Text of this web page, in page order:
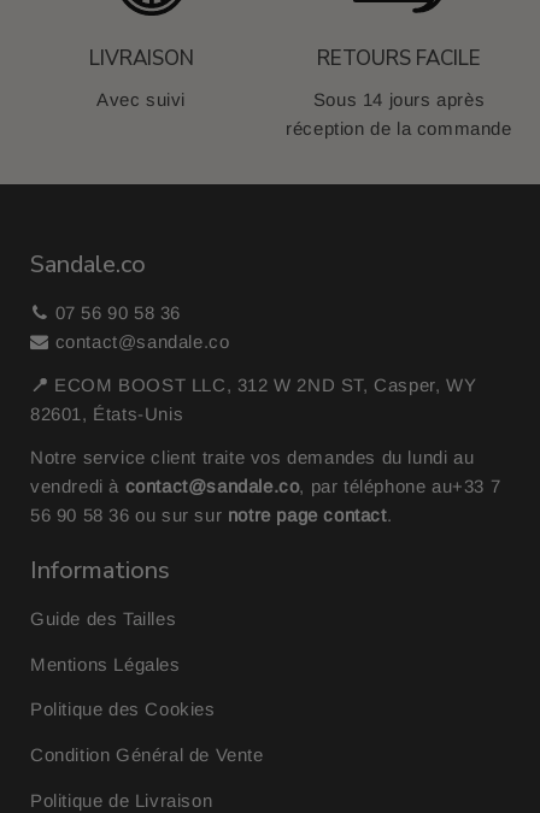
LIVRAISON
Avec suivi
RETOURS FACILE
Sous 14 jours après
réception de la commande
Sandale.co
07 56 90 58 36
contact@sandale.co
📍 ECOM BOOST LLC, 312 W 2ND ST, Casper, WY
82601, États-Unis
Notre service client traite vos demandes du lundi au
vendredi à contact@sandale.co, par téléphone au+33 7
56 90 58 36ou sur sur notre page contact.
Informations
Guide des Tailles
Mentions Légales
Politique des Cookies
Condition Général de Vente
Politique de Livraison